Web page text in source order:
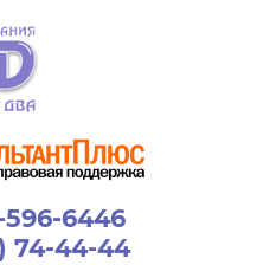
596-6446
74-44-44